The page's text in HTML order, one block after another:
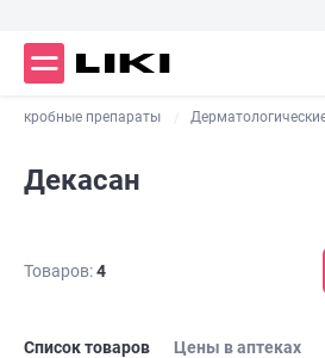
препараты
Декасан
Товаров:4
Список товаров Цены в аптеках